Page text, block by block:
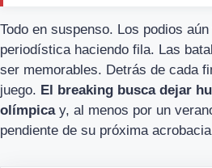
Todo en suspenso. Los podios
periodística haciendo fila. Las
ser memorables. Detrás de cada
juego. El breaking busca dejar
olímpicay, al menos por un
pendiente de su próxima